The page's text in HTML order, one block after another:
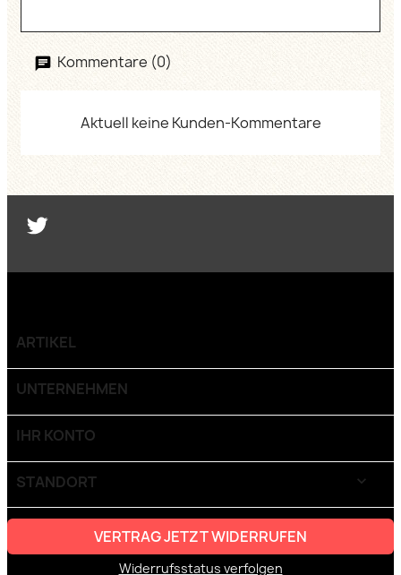
Kommentare (0)
Aktuell keine Kunden-Kommentare
ARTIKEL
UNTERNEHMEN
IHR KONTO
STANDORT keyboard_arrow_down
VERTRAG JETZT WIDERRUFEN
Widerrufsstatus verfolgen